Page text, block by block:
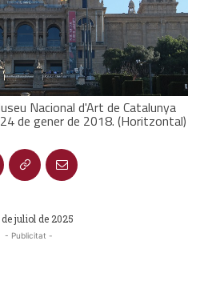
Nacional d'Art de Catalunya
de gener de 2018. (Horitzontal)
juliol de 2025
- Publicitat -